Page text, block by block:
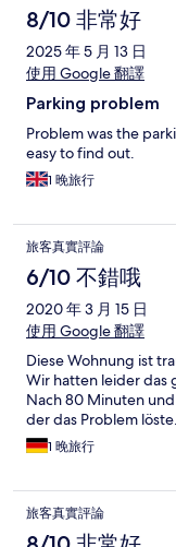
8/10 非常好
2025 年 5 月 13 日
使用 Google 翻譯
Parking problem
Problem was the
easy to find out.
1 晚旅行
旅客真實評論
6/10 不錯哦
2020 年 3 月 15 日
使用 Google 翻譯
Diese Wohnung ist
Wir hatten leider das
Nach 80 Minuten
der das Problem löste.
1 晚旅行
旅客真實評論